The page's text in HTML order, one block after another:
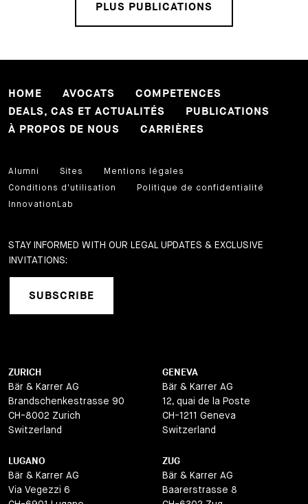
PLUS PUBLICATIONS
HOME AVOCATS
COMPETENCES
DEALS, CAS ET ACTUALITÉS
PUBLICATIONS
À PROPOS DE NOUS
CARRIÈRES
Alumni Sites
Mentions légales
Conditions d'utilisation
Politique de confidentialité
InnovationLab
STAY INFORMED WITH OUR LEGAL UPDATES & EXCLUSIVE
INVITATIONS:
SUBSCRIBE
ZURICH
Bär & Karrer AG
Brandschenkestrasse 90
CH-8002 Zurich
Switzerland
GENEVA
Bär & Karrer AG
12, quai de la Poste
CH-1211 Geneva
Switzerland
LUGANO
Bär & Karrer AG
Via Vegezzi 6
ZUG
Bär & Karrer AG
Baarerstrasse 8